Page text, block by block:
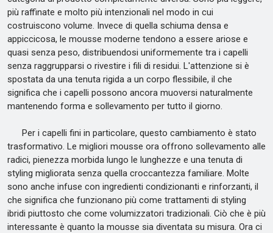
più raffinate e molto più intenzionali nel modo in cui
costruiscono volume. Invece di quella schiuma densa e
appiccicosa, le mousse moderne tendono a essere ariose e
quasi senza peso, distribuendosi uniformemente tra i capelli
senza raggrupparsi o rivestire i fili di residui. L'attenzione si è
spostata da una tenuta rigida a un corpo flessibile, il che
significa che i capelli possono ancora muoversi naturalmente
mantenendo forma e sollevamento per tutto il giorno.
Per i capelli fini in particolare, questo cambiamento è stato
trasformativo. Le migliori mousse ora offrono sollevamento alle
radici, pienezza morbida lungo le lunghezze e una tenuta di
styling migliorata senza quella croccantezza familiare. Molte
sono anche infuse con ingredienti condizionanti e rinforzanti, il
che significa che funzionano più come trattamenti di styling
ibridi piuttosto che come volumizzatori tradizionali. Ciò che è più
interessante è quanto la mousse sia diventata su misura. Ora ci